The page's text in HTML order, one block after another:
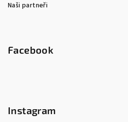
Naši partneři
Facebook
Instagram